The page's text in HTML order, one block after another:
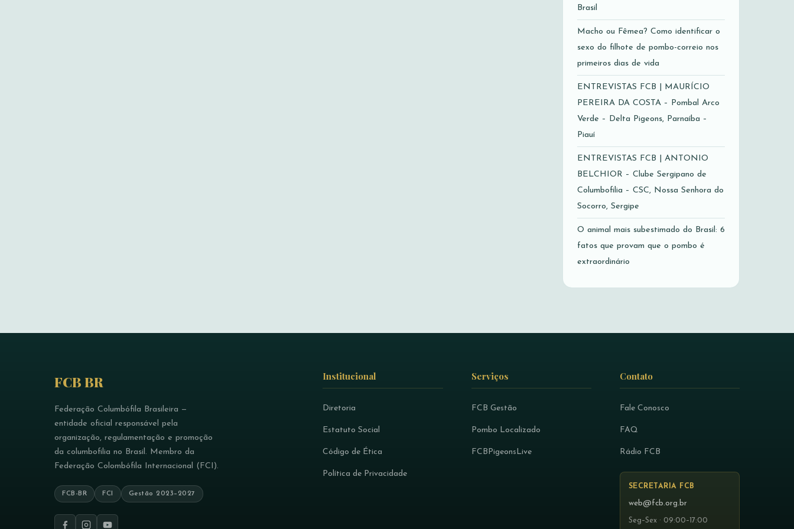
Brasil
Macho ou Fêmea? Como identificar o
sexo do filhote de pombo-correio nos
primeiros dias de vida
ENTREVISTAS FCB | MAURÍCIO
PEREIRA DA COSTA – Pombal Arco
Verde – Delta Pigeons, Parnaíba –
Piauí
ENTREVISTAS FCB | ANTONIO
BELCHIOR – Clube Sergipano de
Columbofilia – CSC, Nossa Senhora do
Socorro, Sergipe
O animal mais subestimado do Brasil: 6
fatos que provam que o pombo é
extraordinário
FCB BR
Federação Columbófila Brasileira —
entidade oficial responsável pela
organização, regulamentação e promoção
da columbofilia no Brasil. Membro da
Federação Colombófila Internacional (FCI).
FCB-BR FCI Gestão 2023–2027
Institucional
Diretoria
Estatuto Social
Código de Ética
Política de Privacidade
Serviços
FCB Gestão
Pombo Localizado
FCBPigeonsLive
Contato
Fale Conosco
FAQ
Rádio FCB
SECRETARIA FCB
web@fcb.org.br
Seg–Sex · 09:00–17:00